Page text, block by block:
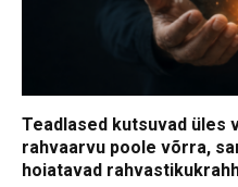
Teadlased kutsuvad üles
rahvaarvu poole võrra,
hoiatavad